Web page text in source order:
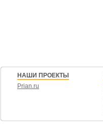
НАШИ ПРОЕКТЫ
Prian.ru